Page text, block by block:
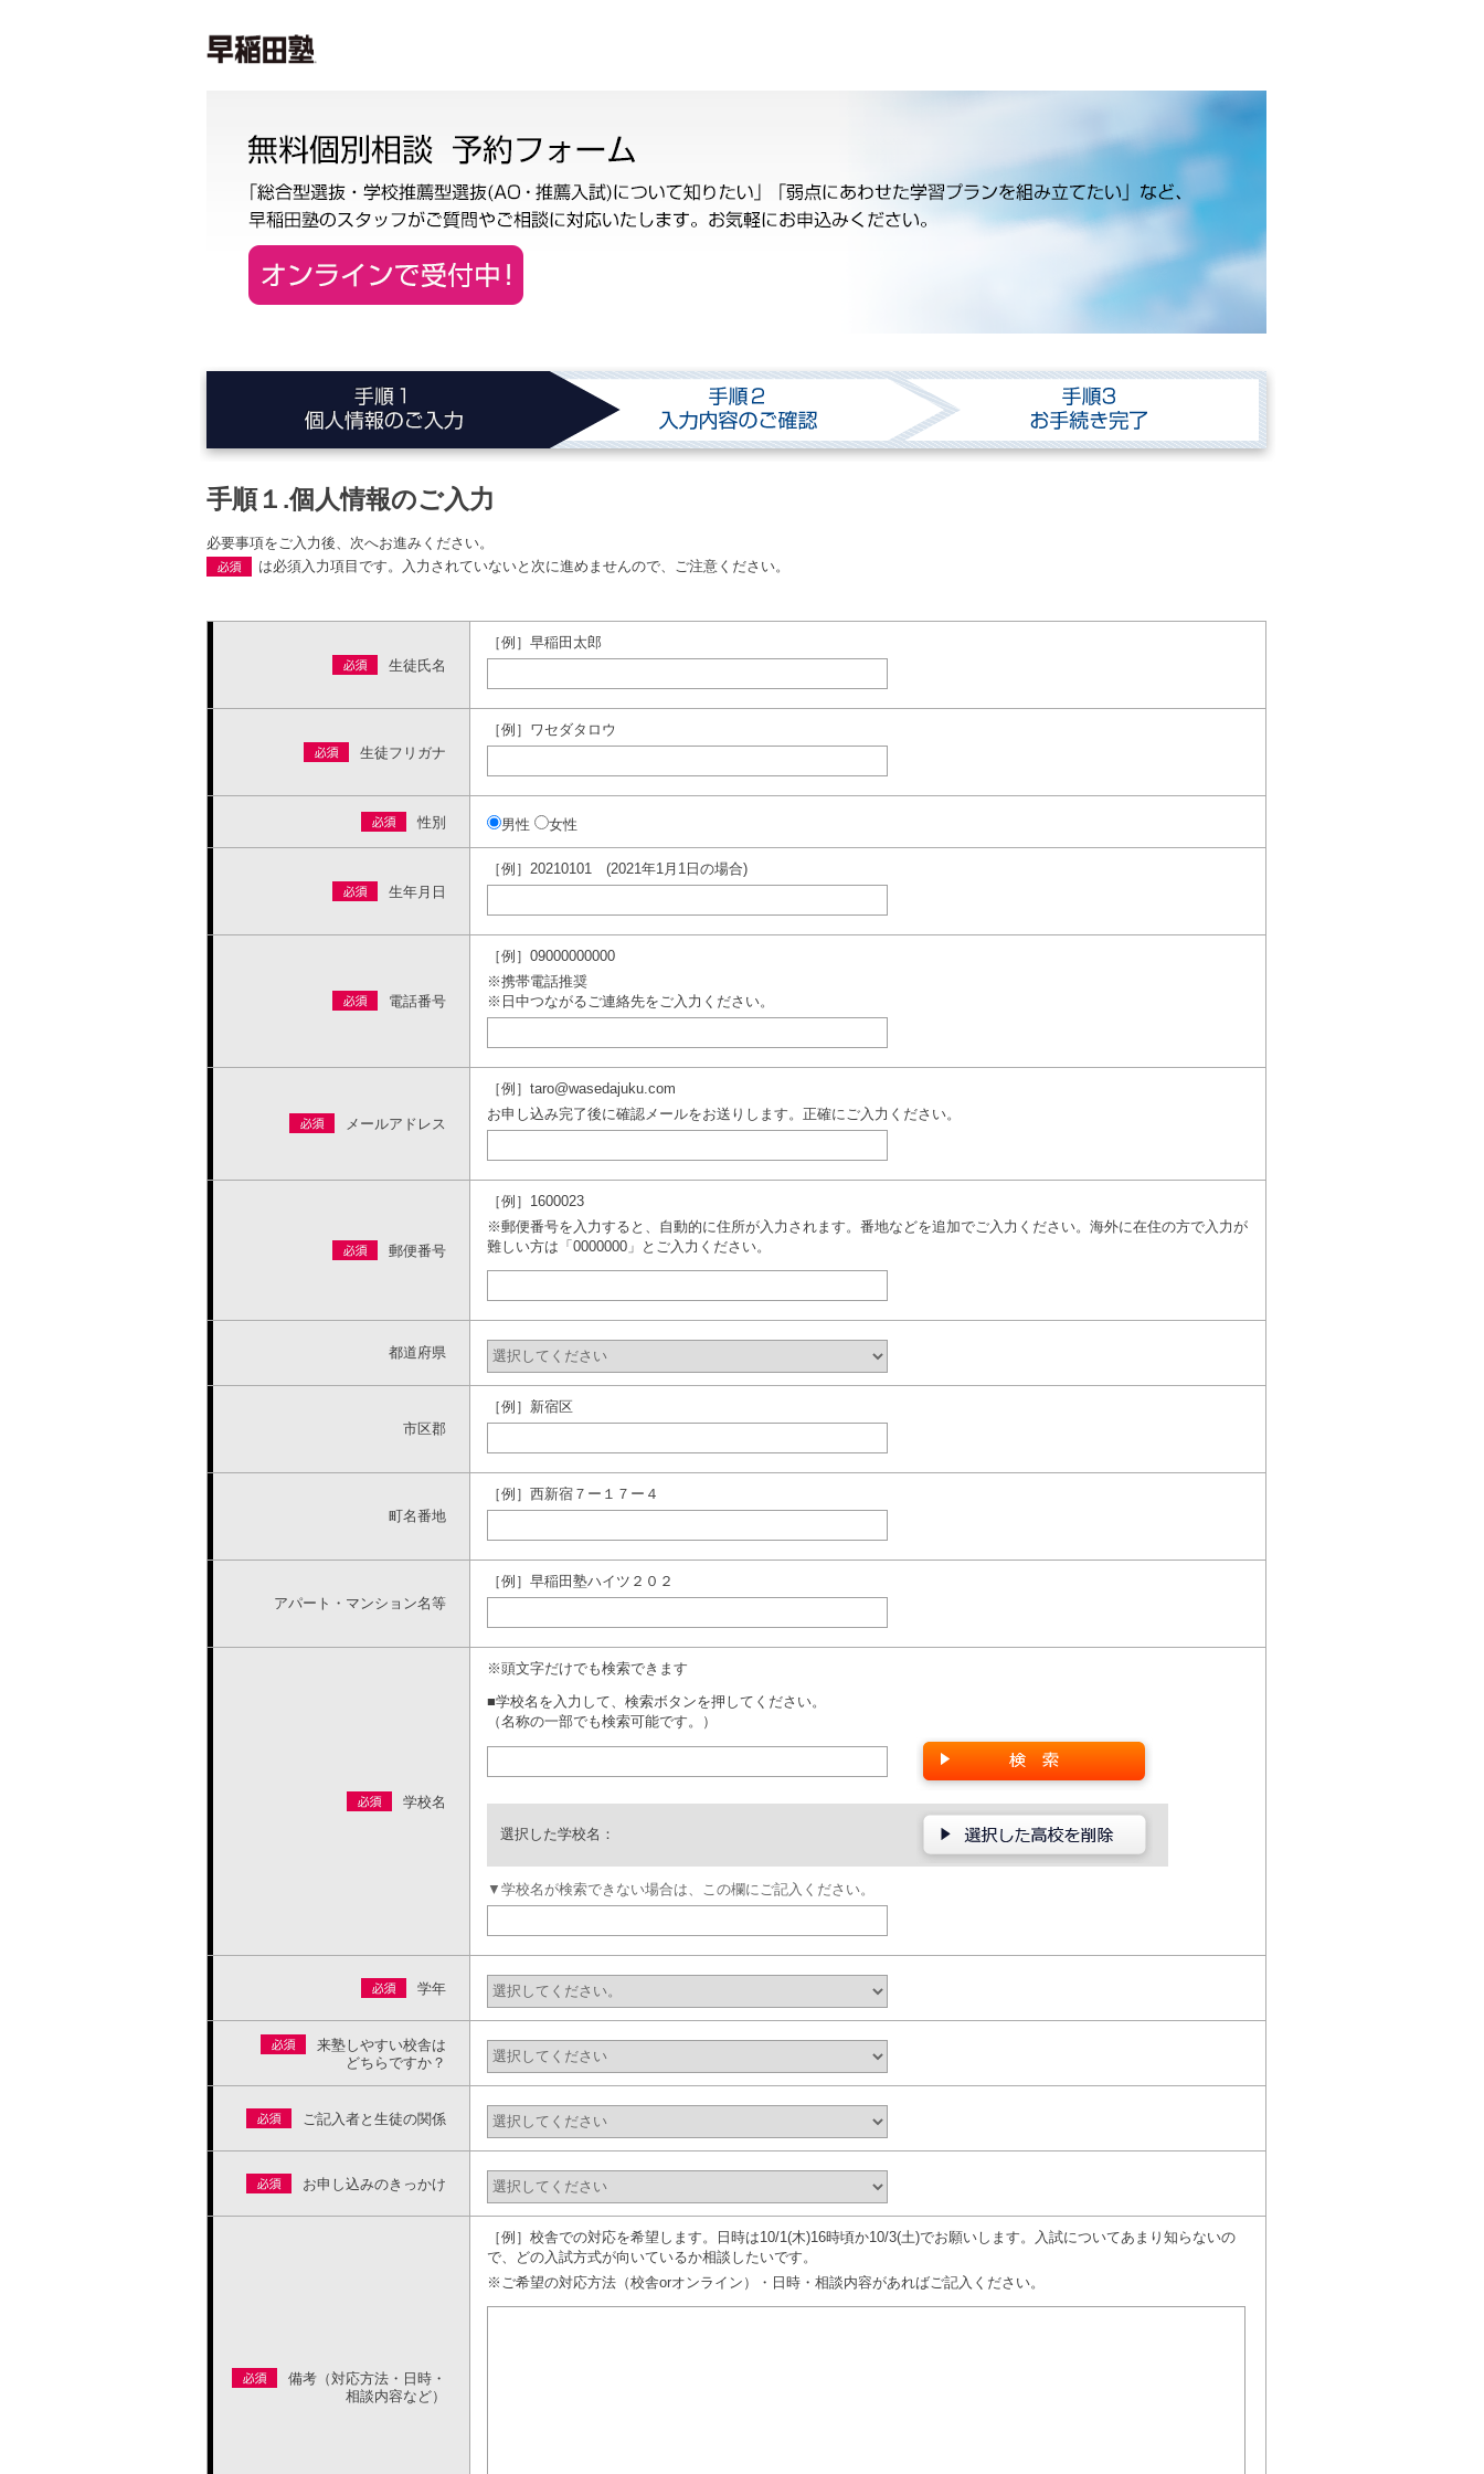
手順１.個人情報のご入力
必要事項をご入力後、次へお進みください。
は必須入力項目です。入力されていないと次に進めませんので、ご注意ください。
生徒氏名
［例］早稲田太郎
生徒フリガナ
［例］ワセダタロウ
性別 男性 女性
生年月日
［例］20210101 (2021年1月1日の場合)
電話番号
［例］09000000000
※携帯電話推奨
※日中つながるご連絡先をご入力ください。
メールアドレス
［例］taro@wasedajuku.com
お申し込み完了後に確認メールをお送りします。正確にご入力ください。
郵便番号
［例］1600023
※郵便番号を入力すると、自動的に住所が入力されます。番地などを追加でご入力ください。海外に在住の方で入力が
難しい方は「0000000」とご入力ください。
都道府県
市区郡
［例］新宿区
町名番地
［例］西新宿７ー１７ー４
アパート・マンション名等
［例］早稲田塾ハイツ２０２
学校名
※頭文字だけでも検索できます
■学校名を入力して、検索ボタンを押してください。
（名称の一部でも検索可能です。）
選択した学校名：
▼学校名が検索できない場合は、この欄にご記入ください。
学年
来塾しやすい校舎は
どちらですか？
ご記入者と生徒の関係
お申し込みのきっかけ
備考（対応方法・日時・
相談内容など）
［例］校舎での対応を希望します。日時は10/1(木)16時頃か10/3(土)でお願いします。入試についてあまり知らないの
で、どの入試方式が向いているか相談したいです。
※ご希望の対応方法（校舎orオンライン）・日時・相談内容があればご記入ください。